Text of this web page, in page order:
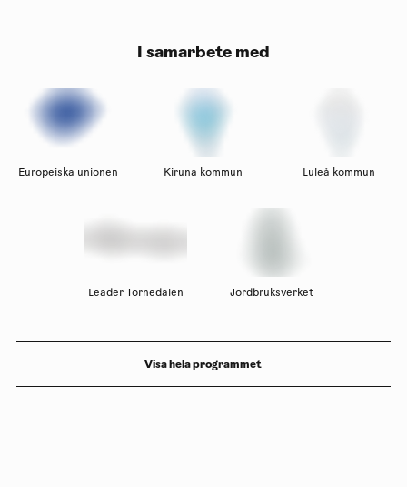
I samarbete med
Europeiska unionen Kiruna kommun Luleå kommun
Leader Tornedalen Jordbruksverket
Visa hela programmet